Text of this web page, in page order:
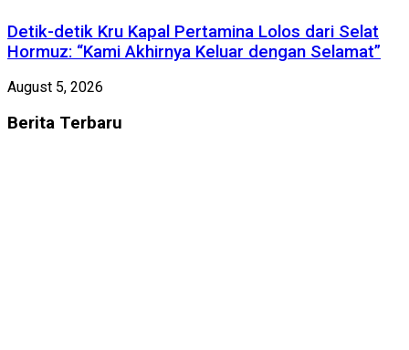
Detik-detik Kru Kapal Pertamina Lolos dari Selat
Hormuz: “Kami Akhirnya Keluar dengan Selamat”
August 5, 2026
Berita Terbaru